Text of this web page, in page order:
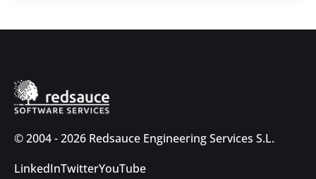
© 2004 - 2026 Redsauce Engineering Services S.L.
LinkedInTwitterYouTube